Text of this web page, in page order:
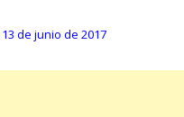
13 de junio de 2017